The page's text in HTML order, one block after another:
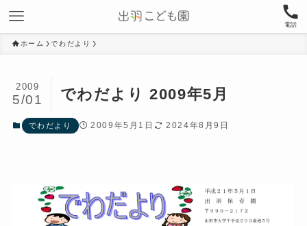
電話
ホーム でわだより
でわだより 2009年5月
2009
5/01
でわだより 2009年5月1日 2024年8月9日